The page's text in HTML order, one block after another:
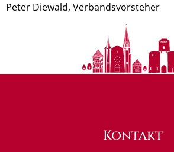
Peter Diewald, Verbandsvorsteher
Kontakt